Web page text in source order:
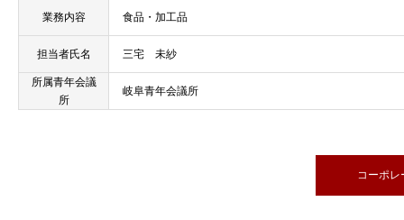
業務内容 食品・加工品
担当者氏名 三宅 未紗
所属青年会議
所
岐阜青年会議所
コーポレ